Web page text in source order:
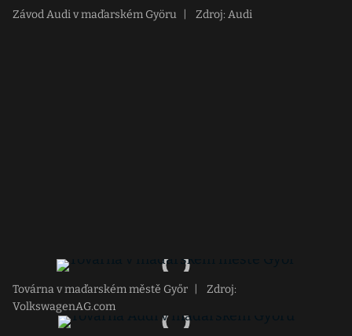
Závod Audi v maďarském Györu Zdroj: Audi
Továrna v maďarském městě Győr
Zdroj:
VolkswagenAG.com